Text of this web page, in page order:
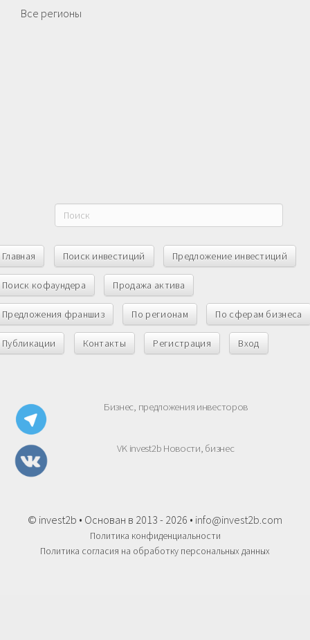
Все регионы
Главная Поиск инвестиций Предложение инвестиций
Поиск кофаундера Продажа актива
Предложения франшиз По регионам По сферам бизнеса
Публикации Контакты Регистрация Вход
Бизнес, предложения инвесторов
VK invest2b Новости, бизнес
© invest2b • Основан в 2013 - 2026 • info@invest2b.com
Политика конфиденциальности
Политика согласия на обработку персональных данных